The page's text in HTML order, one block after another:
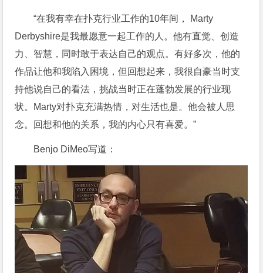
“在我有幸在扑克行业工作的10年间， Marty
Derbyshire是我最愿意一起工作的人。他有直觉、创造
力、智慧，同时敢于表达自己的观点。有好多次，他的
作品让他和我陷入困境，但回想起来，我很自豪当时支
持他说自己的看法，挑战当时正在蓬勃发展的行业现
状。Marty对扑克充满热情，对生活也是。他会被人思
念。回想和他的关系，我的内心只有喜爱。”
Benjo DiMeo写道：